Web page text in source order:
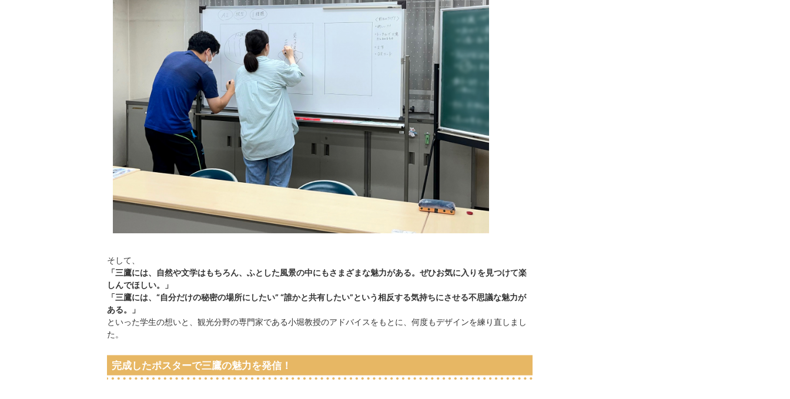
そして、
「三鷹には、自然や文学はもちろん、ふとした風景の中にもさまざまな魅力がある。ぜひお気に入りを見つけて楽
しんでほしい。」
「三鷹には、“自分だけの秘密の場所にしたい” “誰かと共有したい”という相反する気持ちにさせる不思議な魅力が
ある。」
といった学生の想いと、観光分野の専門家である小堀教授のアドバイスをもとに、何度もデザインを練り直しまし
た。
完成したポスターで三鷹の魅力を発信！